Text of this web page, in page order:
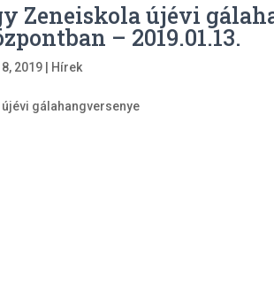
Zeneiskola újévi
– 2019.01.13.
2019 Hírek
gálahangversenye